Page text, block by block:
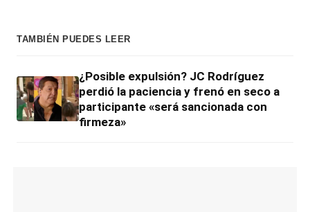
TAMBIÉN PUEDES LEER
¿Posible expulsión? JC Rodríguez
perdió la paciencia y frenó en seco a
participante «será sancionada con
firmeza»